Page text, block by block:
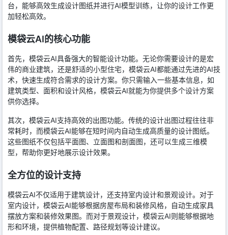
台，能够高效生成设计图纸并进行AI模型训练，让你的设计工作更
加轻松高效。
模袋云AI的核心功能
首先，模袋云AI具备强大的智能设计功能。无论你需要设计的是宏
伟的商业建筑，还是舒适的小型住宅，模袋云AI都能通过先进的AI技
术，快速生成符合需求的设计方案。你只需输入一些基本信息，如
建筑类型、面积和设计风格，模袋云AI就能为你提供多个设计方案
供你选择。
其次，模袋云AI支持高效的出图功能。传统的设计出图过程往往非
常耗时，而模袋云AI能够在短时间内自动生成高质量的设计图纸。
这些图纸不仅包括平面图、立面图和剖面图，还可以生成三维模
型，帮助你更好地展示设计效果。
全方位的设计支持
模袋云AI不仅适用于建筑设计，还支持室内设计和景观设计。对于
室内设计，模袋云AI能够根据房屋布局和装修风格，自动生成家具
摆放方案和装修效果图。而对于景观设计，模袋云AI则能够根据地
形和环境，提供植物配置、路径规划等设计建议。